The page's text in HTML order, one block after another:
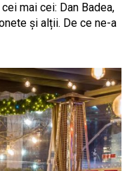
mai cei: Dan Badea,
și alții. De ce ne-a